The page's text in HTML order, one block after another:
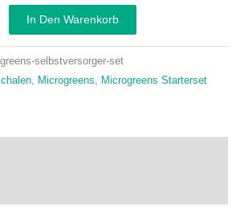
In Den Warenkorb
selbstversorger-set
, Microgreens, Microgreens Starterset